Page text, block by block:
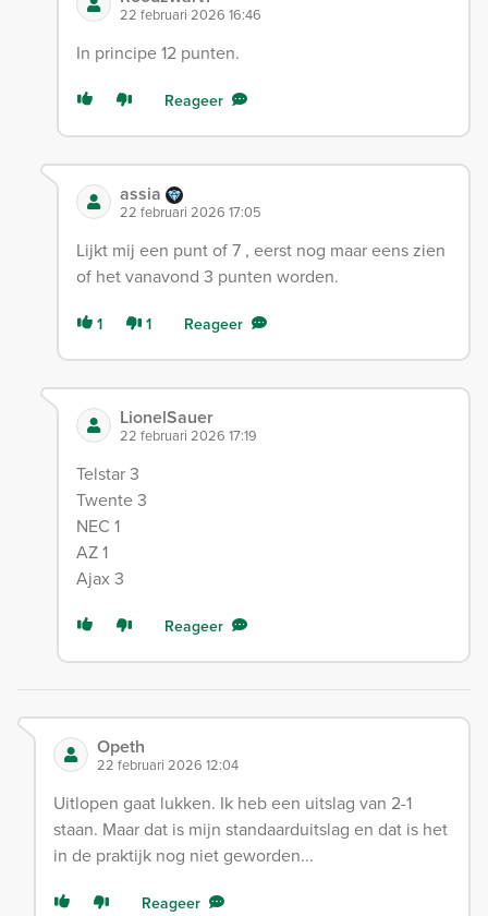
22 februari 2026 16:46
In principe 12 punten.
Reageer
assia
22 februari 2026 17:05
Lijkt mij een punt of 7 , eerst nog maar eens zien
of het vanavond 3 punten worden.
1 1 Reageer
LionelSauer
22 februari 2026 17:19
Telstar 3
Twente 3
NEC 1
AZ 1
Ajax 3
Reageer
Opeth
22 februari 2026 12:04
Uitlopen gaat lukken. Ik heb een uitslag van 2-1
staan. Maar dat is mijn standaarduitslag en dat is het
in de praktijk nog niet geworden...
Reageer